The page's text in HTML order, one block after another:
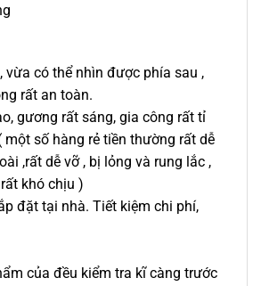
vừa có thể nhìn được phía sau ,
rất an toàn.
gương rất sáng, gia công rất tỉ
một số hàng rẻ tiền thường rất dễ
,rất dễ vỡ , bị lỏng và rung lắc ,
khó chịu )
đặt tại nhà. Tiết kiệm chi phí,
của đều kiểm tra kĩ càng trước